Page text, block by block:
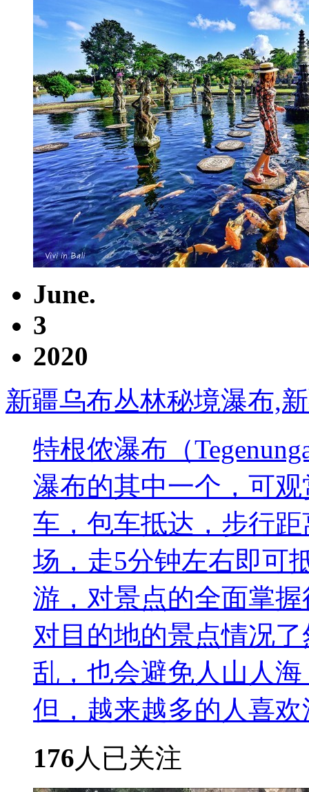
June.
3
2020
新疆乌布丛林秘境瀑布,
特根侬瀑布（
瀑布的其中一个，可
车，包车抵达，步行
场，走5分钟左右即可
游，对景点的全面掌
对目的地的景点情况
乱，也会避免人山人
但，越来越多的人喜欢
176 人已关注